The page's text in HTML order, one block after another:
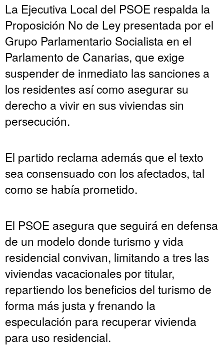
La Ejecutiva Local del PSOE respalda la
Proposición No de Ley presentada por el
Grupo Parlamentario Socialista en el
Parlamento de Canarias, que exige
suspender de inmediato las sanciones a
los residentes así como asegurar su
derecho a vivir en sus viviendas sin
persecución.
El partido reclama además que el texto
sea consensuado con los afectados, tal
como se había prometido.
El PSOE asegura que seguirá en defensa
de un modelo donde turismo y vida
residencial convivan, limitando a tres las
viviendas vacacionales por titular,
repartiendo los beneficios del turismo de
forma más justa y frenando la
especulación para recuperar vivienda
para uso residencial.